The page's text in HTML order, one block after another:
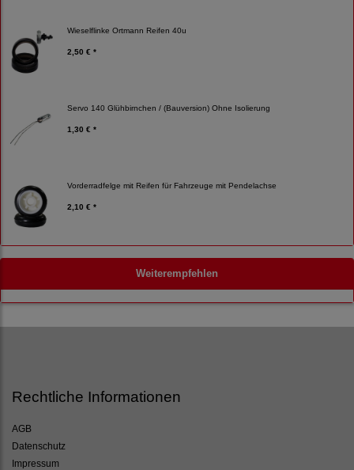
Wieselflinke Ortmann Reifen 40u
2,50 € *
Servo 140 Glühbirnchen / (Bauversion) Ohne Isolierung
1,30 € *
Vorderradfelge mit Reifen für Fahrzeuge mit Pendelachse
2,10 € *
Weiterempfehlen
Rechtliche Informationen
AGB
Datenschutz
Impressum